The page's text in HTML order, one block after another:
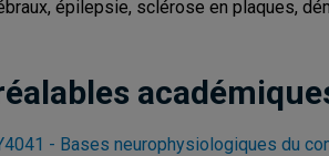
épilepsie, sclérose en plaques,
- Bases neurophysiologiques du